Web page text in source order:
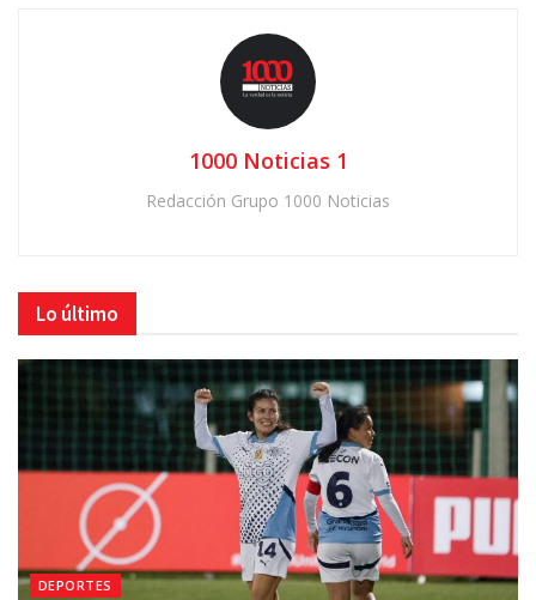
1000 Noticias 1
Redacción Grupo 1000 Noticias
Lo último
DEPORTES